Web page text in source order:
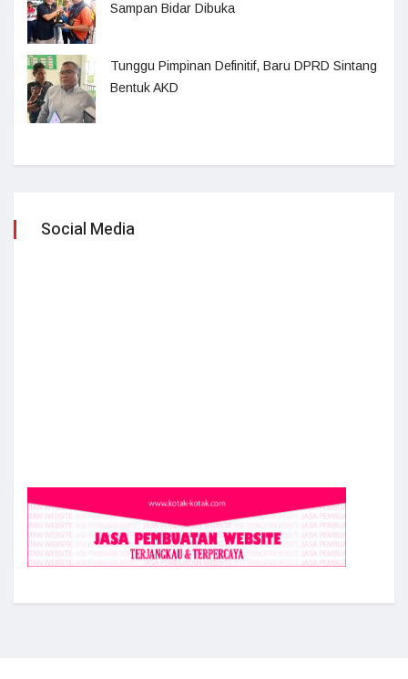
Sampan Bidar Dibuka
Tunggu Pimpinan Definitif, Baru DPRD Sintang
Bentuk AKD
Social Media